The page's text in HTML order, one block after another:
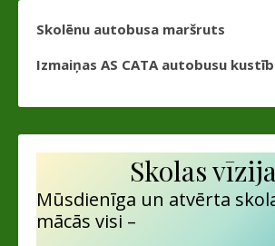
Skolēnu autobusa maršruts
Izmaiņas AS CATA autobusu
Skolas
Mūsdienīga un atvērta
mācās visi –